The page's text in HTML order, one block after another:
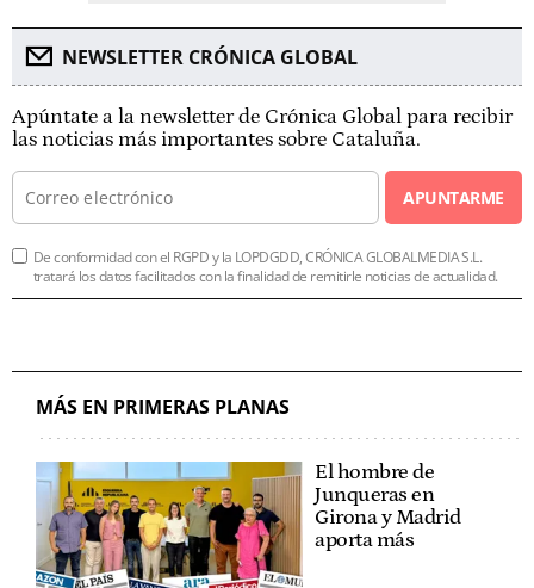
NEWSLETTER CRÓNICA GLOBAL
Apúntate a la newsletter de Crónica Global para recibir
las noticias más importantes sobre Cataluña.
APUNTARME
De conformidad con el RGPD y la LOPDGDD, CRÓNICA GLOBALMEDIA S.L.
tratará los datos facilitados con la finalidad de remitirle noticias de actualidad.
MÁS EN PRIMERAS PLANAS
El hombre de
Junqueras en
Girona y Madrid
aporta más